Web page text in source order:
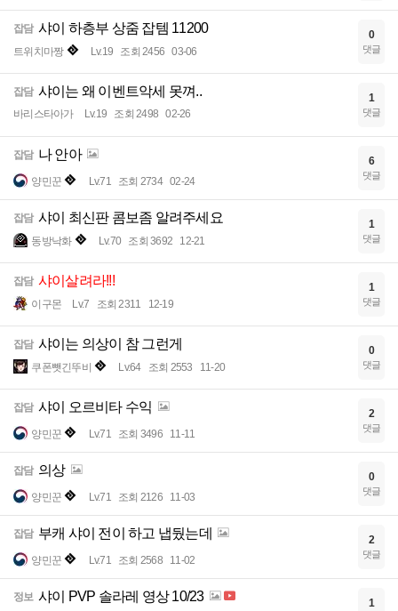
잡담 샤이 하층부 상줌 잡템 11200
트위치마짱 Lv.19 조회 2456 03-06
0
댓글
잡담 샤이는 왜 이벤트악세 못껴..
바리스타아가 Lv.19 조회 2498 02-26
1
댓글
잡담 나 안아
양민꾼 Lv.71 조회 2734 02-24
6
댓글
잡담 샤이 최신판 콤보좀 알려주세요
동방낙화 Lv.70 조회 3692 12-21
1
댓글
잡담 샤이살려라!!!
이구몬 Lv.7 조회 2311 12-19
1
댓글
잡담 샤이는 의상이 참 그런게
쿠폰뺏긴뚜비 Lv.64 조회 2553 11-20
0
댓글
잡담 샤이 오르비타 수익
양민꾼 Lv.71 조회 3496 11-11
2
댓글
잡담 의상
양민꾼 Lv.71 조회 2126 11-03
0
댓글
잡담 부캐 샤이 전이 하고 냅뒀는데
양민꾼 Lv.71 조회 2568 11-02
2
댓글
정보 샤이 PVP 솔라레 영상 10/23 1